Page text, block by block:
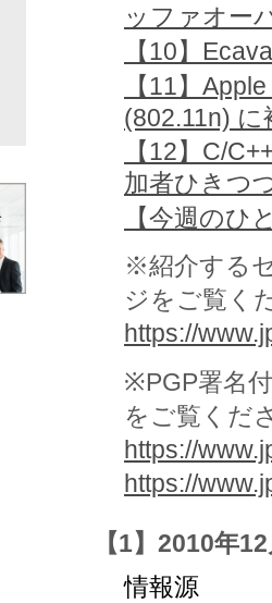
ッファオー
【10】
【11】
(802.11n)
【12】C/
加者ひきつ
【今週の
※紹介する
ジをご覧く
https://
※PGP署名
をご覧くだ
https://
https://
【1】2010年
情報源